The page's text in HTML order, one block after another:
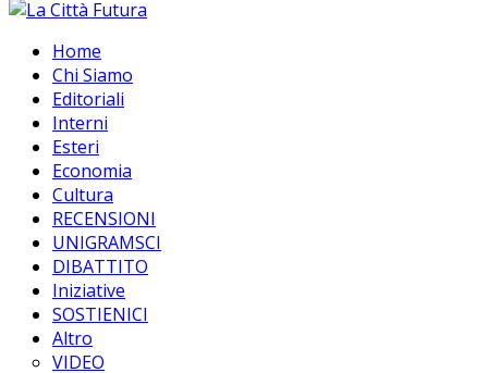
Home
Chi Siamo
Editoriali
Interni
Esteri
Economia
Cultura
RECENSIONI
UNIGRAMSCI
DIBATTITO
Iniziative
SOSTIENICI
Altro
VIDEO